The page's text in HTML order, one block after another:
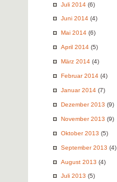
Juli 2014 (6)
Juni 2014 (4)
Mai 2014 (6)
April 2014 (5)
März 2014 (4)
Februar 2014 (4)
Januar 2014 (7)
Dezember 2013 (9)
November 2013 (9)
Oktober 2013 (5)
September 2013 (4)
August 2013 (4)
Juli 2013 (5)